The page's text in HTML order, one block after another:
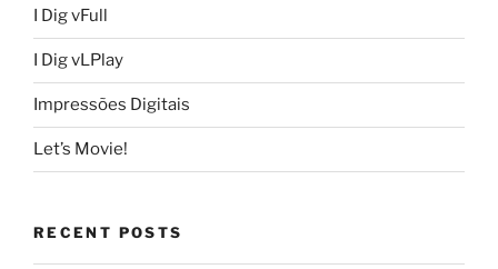
I Dig vFull
I Dig vLPlay
Impressões Digitais
Let’s Movie!
RECENT POSTS